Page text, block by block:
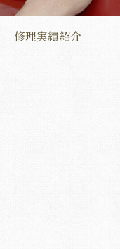
修理実績紹介